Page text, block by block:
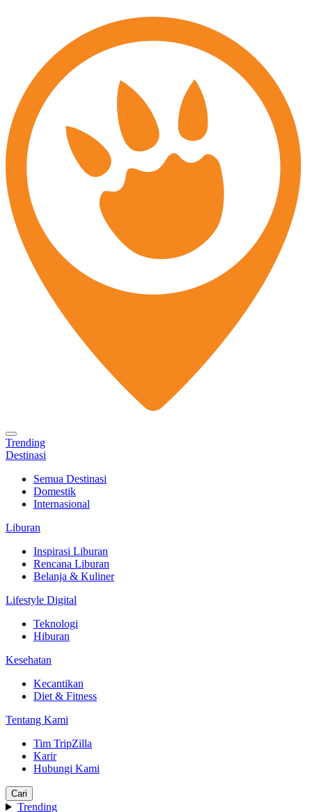
Trending
Destinasi
Semua Destinasi
Domestik
Internasional
Liburan
Inspirasi Liburan
Rencana Liburan
Belanja & Kuliner
Lifestyle Digital
Teknologi
Hiburan
Kesehatan
Kecantikan
Diet & Fitness
Tentang Kami
Tim TripZilla
Karir
Hubungi Kami
Cari
Trending